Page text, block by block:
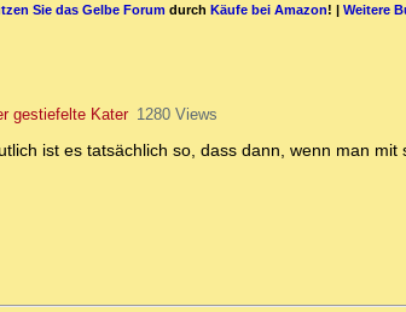
Sie das Gelbe Forum durch Käufe bei Amazon! | Weitere
gestiefelte Kater 1280 Views
ist es tatsächlich so, dass dann, wenn man